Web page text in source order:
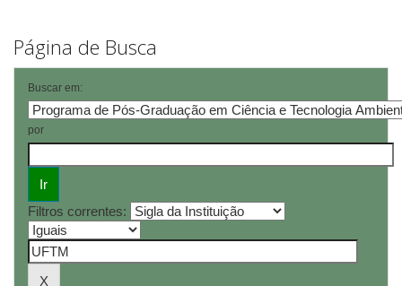
Página de Busca
Buscar em:
por
Filtros correntes: